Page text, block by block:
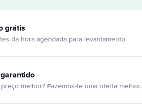
grátis
da hora agendada para levantamento
melhor? Fazemos-te uma oferta melhor.